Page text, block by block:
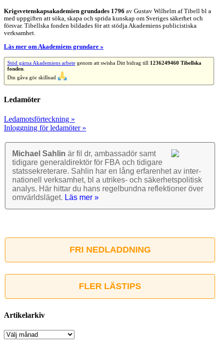
Krigsvetenskap­sakademien grundades 1796 av Gustav Wilhelm af Tibell bl a
med uppgiften att söka, skapa och sprida kunskap om Sveriges säkerhet och
försvar. Tibellska fonden bildades för att stödja Akademiens publicistiska
verksamhet.
Läs mer om Akademiens grundare »
Stöd gärna Akademiens arbetegenom att swisha Ditt bidrag till 1236249460 Tibellska
fonden.
Din gåva gör skillnad
Ledamöter
Ledamotsförteckning »
Inloggning för ledamöter »
Michael Sahlin är fil dr, ambassadör samt
tidigare general­direktör för FBA och tidigare
stats­sekre­terare. Sahlin har en lång erfarenhet av inter­
nationell verk­samhet, bl a utrikes- och säkerhets­politisk
analys. Här hittar du hans regel­bundna reflek­tioner över
omvärlds­läget. Läs mer »
FRI NEDLADDNING
FLER LÄSTIPS
Artikelarkiv
Artikelarkiv